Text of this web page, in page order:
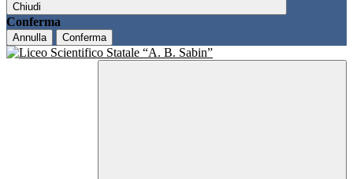
Chiudi
Conferma
Annulla Conferma